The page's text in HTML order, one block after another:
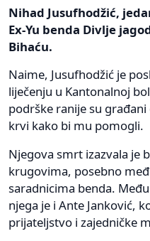
Nihad Jusufhodžić,
Ex-Yu benda Divlje
Bihaću.
Naime, Jusufhodžić je
liječenju u Kantonalnoj
podrške ranije su
krvi kako bi mu pomogli.
Njegova smrt izazvala je
krugovima, posebno
saradnicima benda.
njega je i Ante Janković,
prijateljstvo i zajedničke